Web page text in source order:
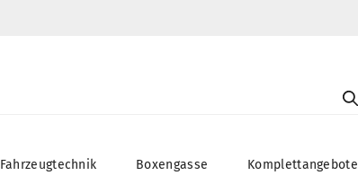
Fahrzeugtechnik Boxengasse Komplettangebote